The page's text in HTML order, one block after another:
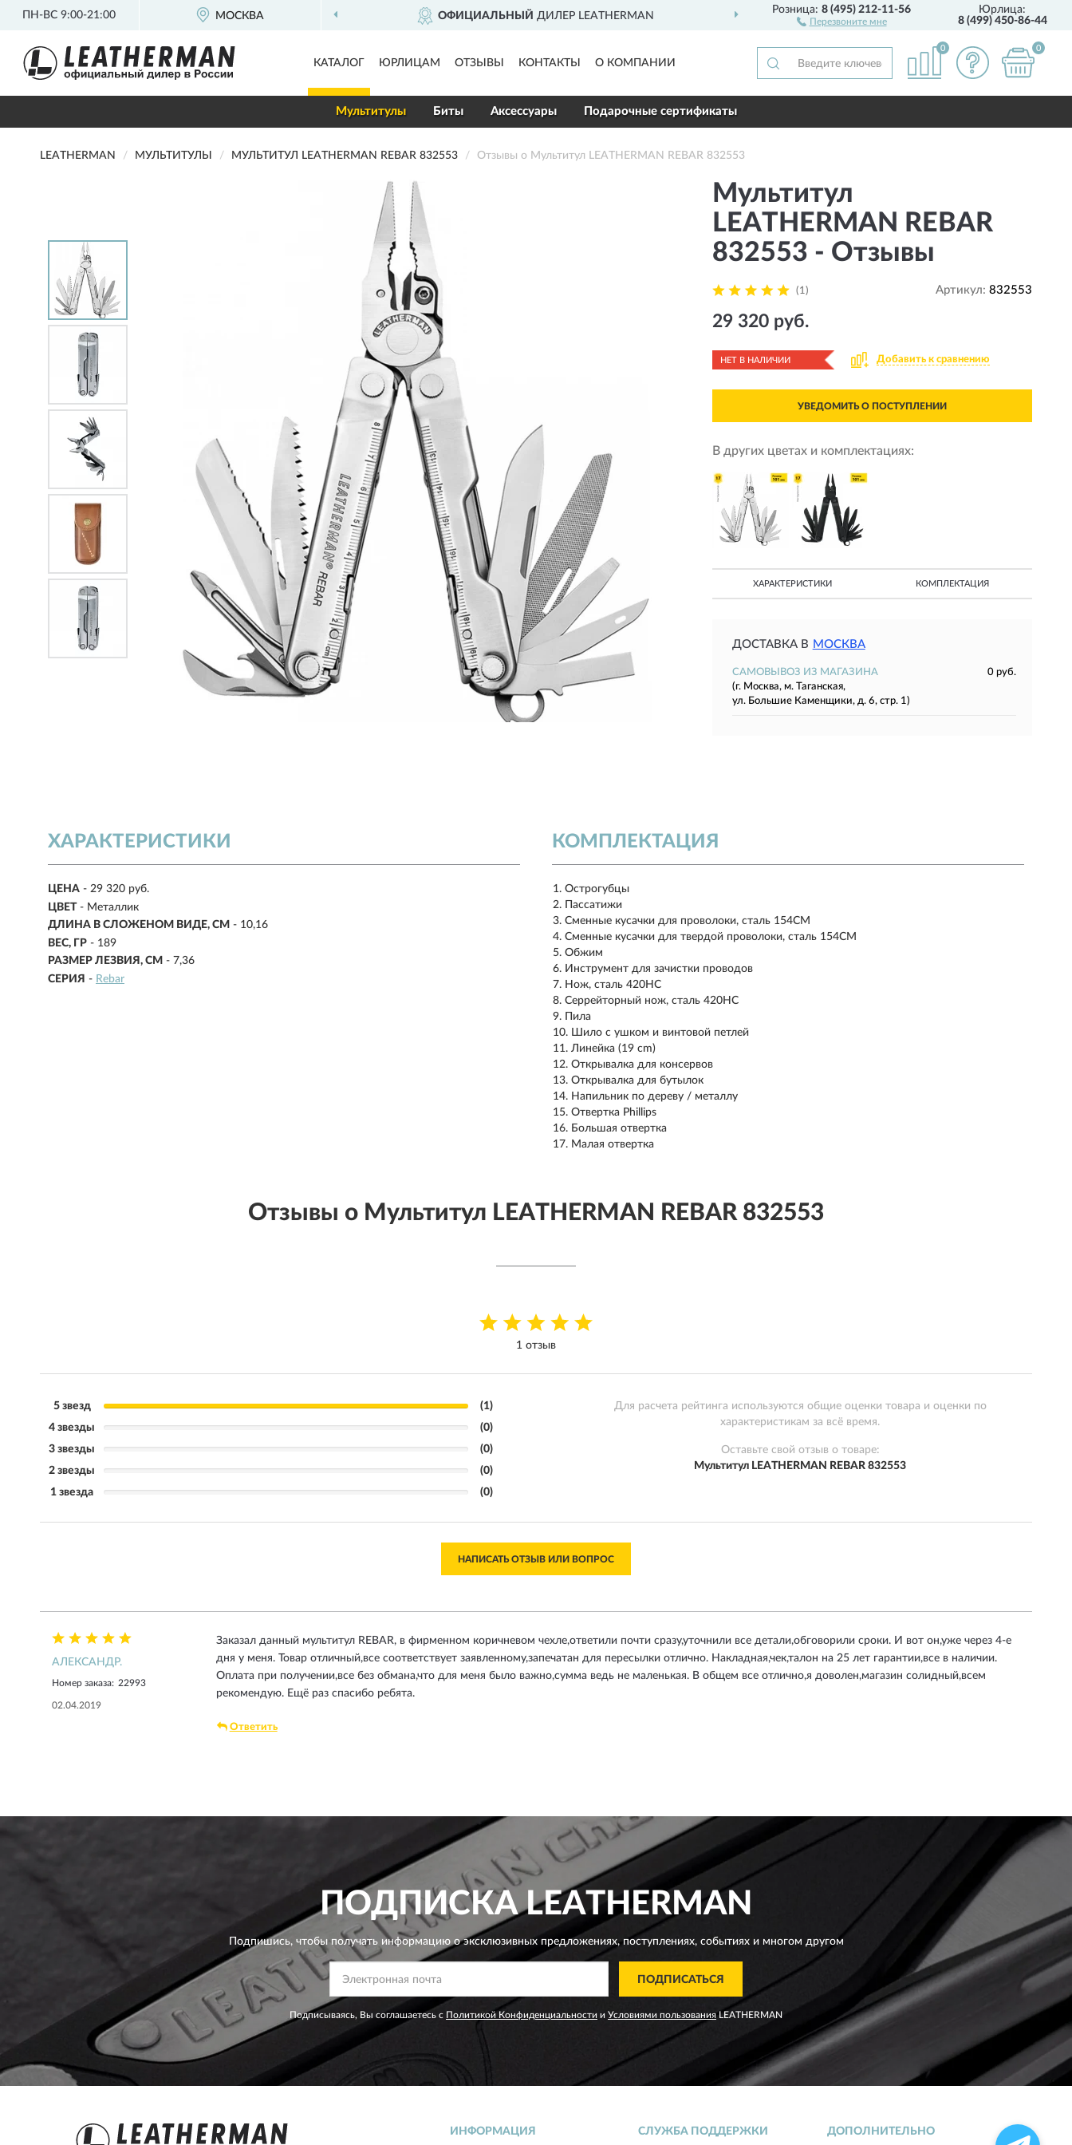
ПН-ВС 9:00-21:00 МОСКВА ОФИЦИАЛЬНЫЙ ДИЛЕР LEATHERMAN ДОСТАВИМ ПО ВСЕЙ РОССИИ
Розница:8 (495) 212-11-56
Перезвоните мне
Юрлица:
8 (499) 450-86-44
КАТАЛОГ ЮРЛИЦАМ ОТЗЫВЫ КОНТАКТЫ О КОМПАНИИ
0 0
Мультитулы Биты Аксессуары Подарочные сертификаты
LEATHERMAN МУЛЬТИТУЛЫ МУЛЬТИТУЛ LEATHERMAN REBAR 832553 Отзывы о Мультитул LEATHERMAN REBAR 832553
Мультитул
LEATHERMAN REBAR
832553 - Отзывы
(1) Артикул: 832553
29 320 руб.
НЕТ В НАЛИЧИИ Добавить к сравнению
УВЕДОМИТЬ О ПОСТУПЛЕНИИ
В других цветах и комплектациях:
ХАРАКТЕРИСТИКИ КОМПЛЕКТАЦИЯ
ДОСТАВКА В МОСКВА
САМОВЫВОЗ ИЗ МАГАЗИНА
0 руб.
(г. Москва, м. Таганская,
ул. Большие Каменщики, д. 6, стр. 1)
ХАРАКТЕРИСТИКИ
ЦЕНА - 29 320 руб.
ЦВЕТ - Металлик
ДЛИНА В СЛОЖЕНОМ ВИДЕ, СМ - 10,16
ВЕС, ГР - 189
РАЗМЕР ЛЕЗВИЯ, СМ - 7,36
СЕРИЯ - Rebar
КОМПЛЕКТАЦИЯ
Острогубцы
Пассатижи
Сменные кусачки для проволоки, сталь 154CM
Сменные кусачки для твердой проволоки, сталь 154CM
Обжим
Инструмент для зачистки проводов
Нож, сталь 420HC
Серрейторный нож, сталь 420HC
Пила
Шило с ушком и винтовой петлей
Линейка (19 cm)
Открывалка для консервов
Открывалка для бутылок
Напильник по дереву / металлу
Отвертка Phillips
Большая отвертка
Малая отвертка
Отзывы о Мультитул LEATHERMAN REBAR 832553
1 отзыв
5 звезд
(1)
4 звезды
(0)
3 звезды
(0)
2 звезды
(0)
1 звезда
(0)
Для расчета рейтинга используются общие оценки товара и оценки по
характеристикам за всё время.
Оставьте свой отзыв о товаре:
Мультитул LEATHERMAN REBAR 832553
НАПИСАТЬ ОТЗЫВ ИЛИ ВОПРОС
АЛЕКСАНДР.
Номер заказа: 22993
02.04.2019
Заказал данный мультитул REBAR, в фирменном коричневом чехле,ответили почти сразу,уточнили все детали,обговорили сроки. И вот он,уже через 4-е
дня у меня. Товар отличный,все соответствует заявленному,запечатан для пересылки отлично. Накладная,чек,талон на 25 лет гарантии,все в наличии.
Оплата при получении,все без обмана,что для меня было важно,сумма ведь не маленькая. В общем все отлично,я доволен,магазин солидный,всем
рекомендую. Ещё раз спасибо ребята.
Ответить
ПОДПИСКАLEATHERMAN
Подпишись, чтобы получать информацию о эксклюзивных предложениях,поступлениях, событиях и многом другом
ПОДПИСАТЬСЯ
Подписываясь, Вы соглашаетесь с Политикой Конфиденциальности и Условиями пользованияLEATHERMAN
ИНФОРМАЦИЯ СЛУЖБА ПОДДЕРЖКИ ДОПОЛНИТЕЛЬНО